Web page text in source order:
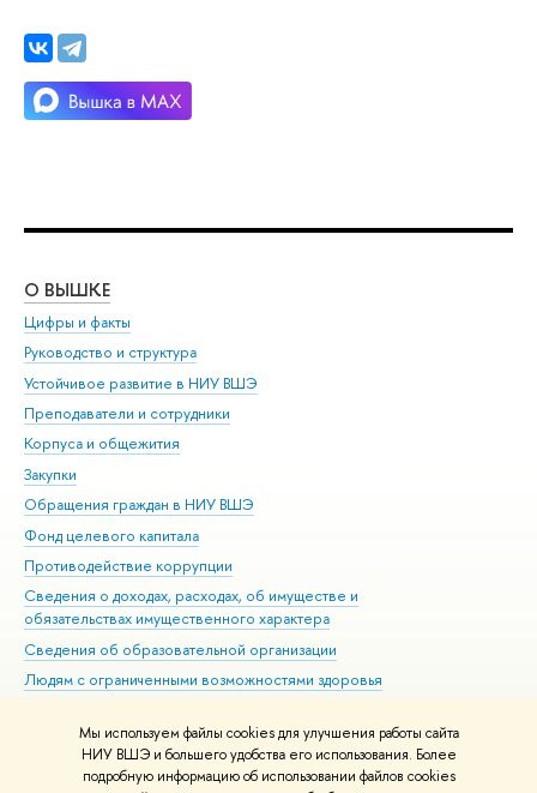
Мы используем файлы cookies для улучшения работы сайта
НИУ ВШЭ и большего удобства его использования. Более
подробную информацию об использовании файлов cookies
О ВЫШКЕ
Цифры и факты
Руководство и структура
Устойчивое развитие в НИУ ВШЭ
Преподаватели и сотрудники
Корпуса и общежития
Закупки
Обращения граждан в НИУ ВШЭ
Фонд целевого капитала
Противодействие коррупции
Сведения о доходах, расходах, об имуществе и
обязательствах имущественного характера
Сведения об образовательной организации
Людям с ограниченными возможностями здоровья
Работа в Вышке